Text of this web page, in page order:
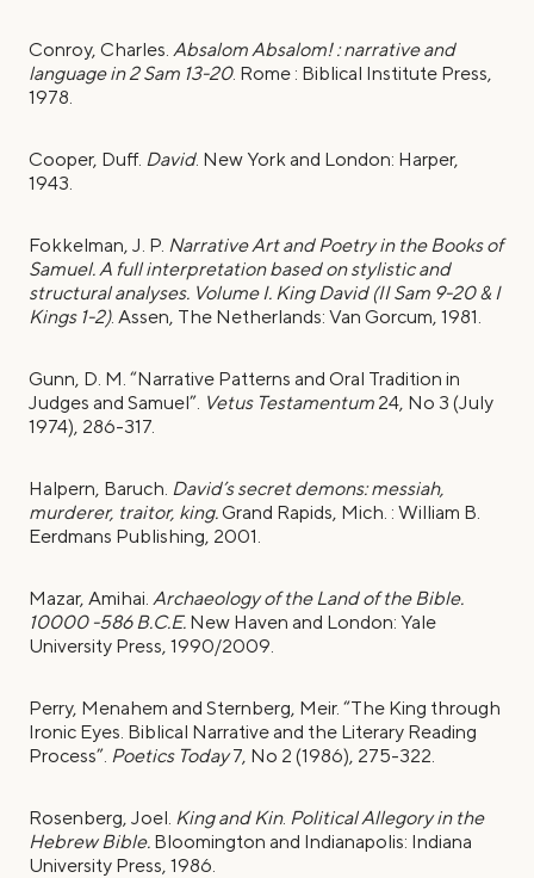
Conroy, Charles. Absalom Absalom! : narrative and
language in 2 Sam 13-20. Rome : Biblical Institute Press,
1978.
Cooper, Duff. David. New York and London: Harper,
1943.
Fokkelman, J. P. Narrative Art and Poetry in the Books of
Samuel. A full interpretation based on stylistic and
structural analyses. Volume I. King David (II Sam 9-20 & I
Kings 1-2). Assen, The Netherlands: Van Gorcum, 1981.
Gunn, D. M. “Narrative Patterns and Oral Tradition in
Judges and Samuel”. Vetus Testamentum 24, No 3 (July
1974), 286-317.
Halpern, Baruch. David’s secret demons: messiah,
murderer, traitor, king.Grand Rapids, Mich. : William B.
Eerdmans Publishing, 2001.
Mazar, Amihai. Archaeology of the Land of the Bible.
10000 -586 B.C.E. New Haven and London: Yale
University Press, 1990/2009.
Perry, Menahem and Sternberg, Meir. “The King through
Ironic Eyes. Biblical Narrative and the Literary Reading
Process”. Poetics Today7, No 2 (1986), 275-322.
Rosenberg, Joel. King and Kin. Political Allegory in the
Hebrew Bible. Bloomington and Indianapolis: Indiana
University Press, 1986.